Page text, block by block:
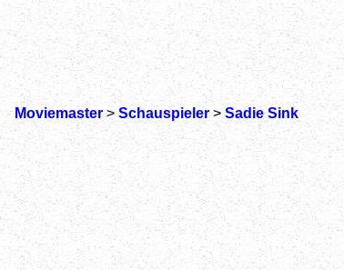
Moviemaster> Schauspieler> Sadie Sink